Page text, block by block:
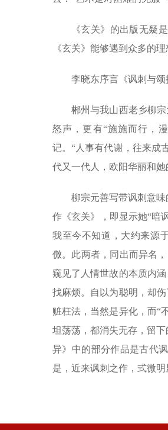
《玄关》的出版无疑
《玄关》能够遇到众多的
李晓东序言《讽刺与颂
郴州与我山西老乡柳
怒声，更有“施施而行，
记。“人事有代谢，往来成
代又一代人，欧阳华丽和她
柳宗元善写带讽刺意
作《玄关》，即显示她“暗
我至今不知道，大约来源
儌。此两者，同出而异名
窥见了人情世故的本质内
找麻烦。自以为聪明，却
赃枉法，当然是异化，而“
坦荡荡，都消失无存，留
异》中的部分作品是古代
是，近来讽刺之作，式微